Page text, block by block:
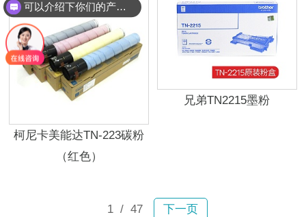
柯尼卡美能达TN-223碳粉
（红色）
兄弟TN2215墨粉
1 / 47 下一页
可以介绍下你们的产品么？